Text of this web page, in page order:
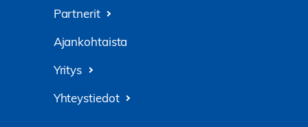
Partnerit
Ajankohtaista
Yritys
Yhteystiedot